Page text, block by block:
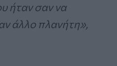
ήταν σαν να
άλλο πλανήτη»,